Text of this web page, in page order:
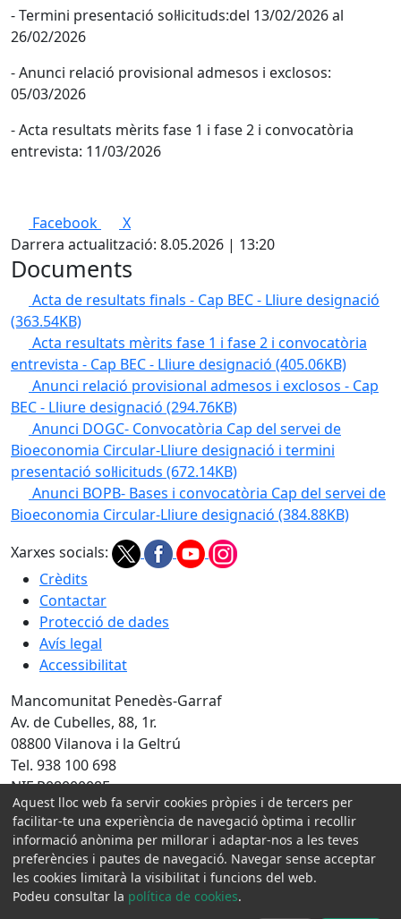
- Termini presentació sol·licituds:del 13/02/2026 al
26/02/2026
- Anunci relació provisional admesos i exclosos:
05/03/2026
- Acta resultats mèrits fase 1 i fase 2 i convocatòria
entrevista: 11/03/2026
Facebook
X
Darrera actualització: 8.05.2026 | 13:20
Documents
Acta de resultats finals - Cap BEC - Lliure designació
(363.54KB)
Acta resultats mèrits fase 1 i fase 2 i convocatòria
entrevista - Cap BEC - Lliure designació (405.06KB)
Anunci relació provisional admesos i exclosos - Cap
BEC - Lliure designació (294.76KB)
Anunci DOGC- Convocatòria Cap del servei de
Bioeconomia Circular-Lliure designació i termini
presentació sol·licituds (672.14KB)
Anunci BOPB- Bases i convocatòria Cap del servei de
Bioeconomia Circular-Lliure designació (384.88KB)
Xarxes socials:
Crèdits
Contactar
Protecció de dades
Avís legal
Accessibilitat
Mancomunitat Penedès-Garraf
Av. de Cubelles, 88, 1r.
08800 Vilanova i la Geltrú
Tel. 938 100 698
NIF P0800008E
Amb la col·laboració de:
Aquest lloc web fa servir cookies pròpies i de tercers per
facilitar-te una experiència de navegació òptima i recollir
informació anònima per millorar i adaptar-nos a les teves
preferències i pautes de navegació. Navegar sense acceptar
les cookies limitarà la visibilitat i funcions del web.
Podeu consultar la política de cookies.